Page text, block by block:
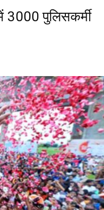
3000 पुलिसकर्मी